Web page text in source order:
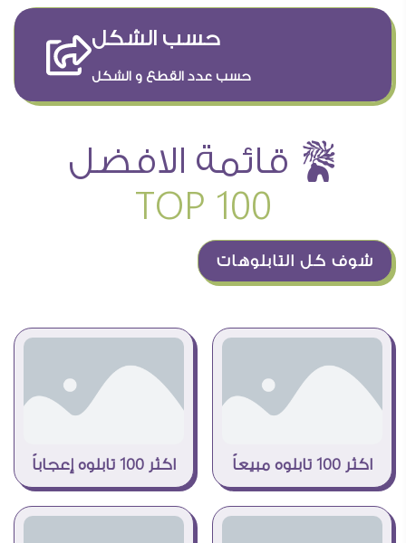
حسب الشكل
حسب عدد القطع و الشكل
ê قائمة الافضل
TOP 100
شوف كل التابلوهات
اكثر 100 تابلوه مبيعاً اكثر 100 تابلوه إعجاباً